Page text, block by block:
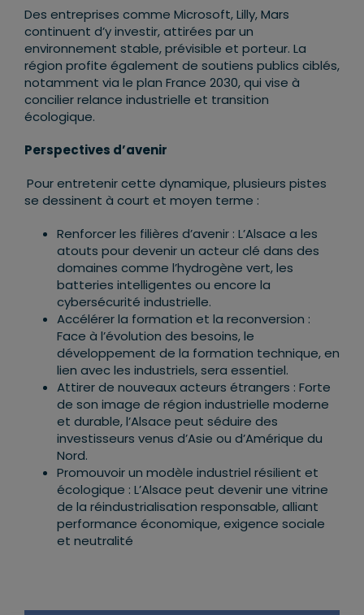
Des entreprises comme Microsoft, Lilly, Mars
continuent d’y investir, attirées par un
environnement stable, prévisible et porteur. La
région profite également de soutiens publics ciblés,
notamment via le plan France 2030, qui vise à
concilier relance industrielle et transition
écologique.
Perspectives d’avenir
Pour entretenir cette dynamique, plusieurs pistes
se dessinent à court et moyen terme :
Renforcer les filières d’avenir : L’Alsace a les
atouts pour devenir un acteur clé dans des
domaines comme l’hydrogène vert, les
batteries intelligentes ou encore la
cybersécurité industrielle.
Accélérer la formation et la reconversion :
Face à l’évolution des besoins, le
développement de la formation technique, en
lien avec les industriels, sera essentiel.
Attirer de nouveaux acteurs étrangers : Forte
de son image de région industrielle moderne
et durable, l’Alsace peut séduire des
investisseurs venus d’Asie ou d’Amérique du
Nord.
Promouvoir un modèle industriel résilient et
écologique : L’Alsace peut devenir une vitrine
de la réindustrialisation responsable, alliant
performance économique, exigence sociale
et neutralité